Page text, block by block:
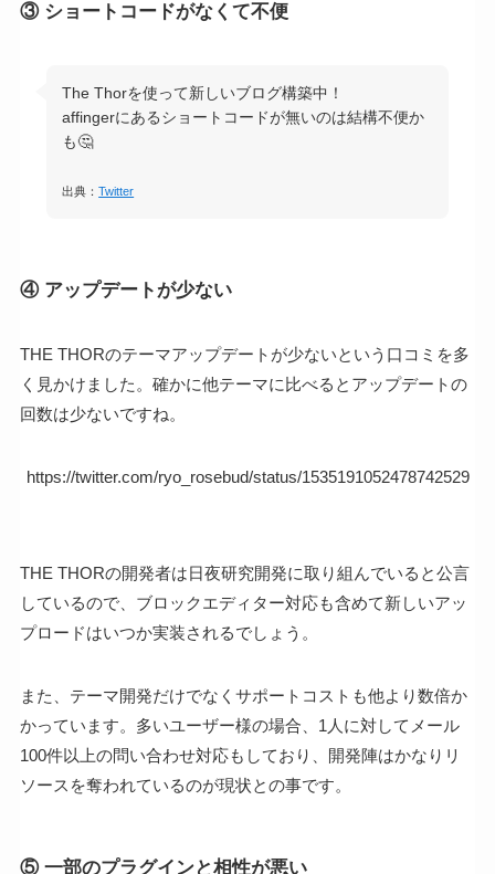
③ ショートコードがなくて不便
The Thorを使って新しいブログ構築中！
affingerにあるショートコードが無いのは結構不便か
も🤔
出典：Twitter
④ アップデートが少ない
THE THORのテーマアップデートが少ないという口コミを多
く見かけました。確かに他テーマに比べるとアップデートの
回数は少ないですね。
https://twitter.com/ryo_rosebud/status/1535191052478742529
THE THORの開発者は日夜研究開発に取り組んでいると公言
しているので、ブロックエディター対応も含めて新しいアッ
プロードはいつか実装されるでしょう。
また、テーマ開発だけでなくサポートコストも他より数倍か
かっています。多いユーザー様の場合、1人に対してメール
100件以上の問い合わせ対応もしており、開発陣はかなりリ
ソースを奪われているのが現状との事です。
⑤ 一部のプラグインと相性が悪い